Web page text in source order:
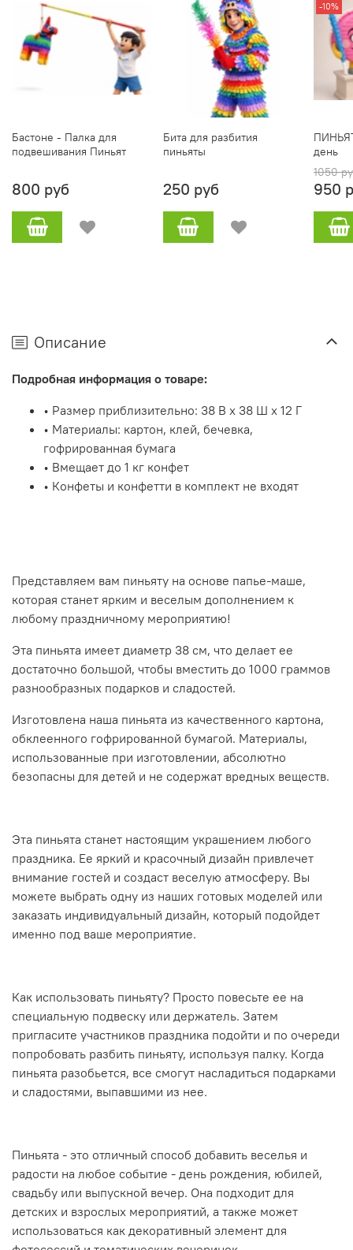
Бастоне - Палка для
подвешивания Пиньят
800 руб
Бита для разбития
пиньяты
250 руб
-10%
день
1050
950
Описание
Подробная информация о товаре:
• Размер приблизительно: 38 В x 38 Ш x 12 Г
• Материалы: картон, клей, бечевка,
гофрированная бумага
• Вмещает до 1 кг конфет
• Конфеты и конфетти в комплект не входят
Представляем вам пиньяту на основе папье-маше,
которая станет ярким и веселым дополнением к
любому праздничному мероприятию!
Эта пиньята имеет диаметр 38 см, что делает ее
достаточно большой, чтобы вместить до 1000 граммов
разнообразных подарков и сладостей.
Изготовлена наша пиньята из качественного картона,
обклеенного гофрированной бумагой. Материалы,
использованные при изготовлении, абсолютно
безопасны для детей и не содержат вредных веществ.
Эта пиньята станет настоящим украшением любого
праздника. Ее яркий и красочный дизайн привлечет
внимание гостей и создаст веселую атмосферу. Вы
можете выбрать одну из наших готовых моделей или
заказать индивидуальный дизайн, который подойдет
именно под ваше мероприятие.
Как использовать пиньяту? Просто повесьте ее на
специальную подвеску или держатель. Затем
пригласите участников праздника подойти и по очереди
попробовать разбить пиньяту, используя палку. Когда
пиньята разобьется, все смогут насладиться подарками
и сладостями, выпавшими из нее.
Пиньята - это отличный способ добавить веселья и
радости на любое событие - день рождения, юбилей,
свадьбу или выпускной вечер. Она подходит для
детских и взрослых мероприятий, а также может
использоваться как декоративный элемент для